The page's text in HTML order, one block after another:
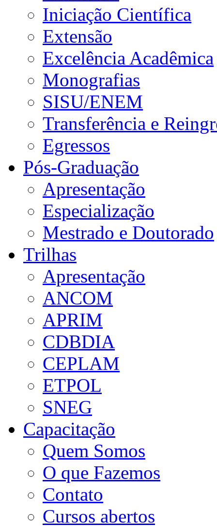
Iniciação Científica
Extensão
Excelência Acadêmica
Monografias
SISU/ENEM
Transferência e
Egressos
Pós-Graduação
Apresentação
Especialização
Mestrado e Doutorado
Trilhas
Apresentação
ANCOM
APRIM
CDBDIA
CEPLAM
ETPOL
SNEG
Capacitação
Quem Somos
O que Fazemos
Contato
Cursos abertos